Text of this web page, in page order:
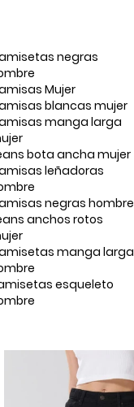
negras
Mujer
blancas mujer
manga larga
bota ancha mujer
leñadoras
negras hombre
anchos rotos
manga larga
esqueleto